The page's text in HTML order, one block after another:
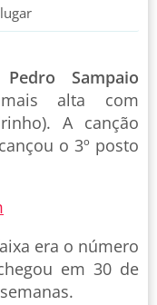
Pedro Sampaio
alta com
A canção
o 3º posto
era o número
em 30 de